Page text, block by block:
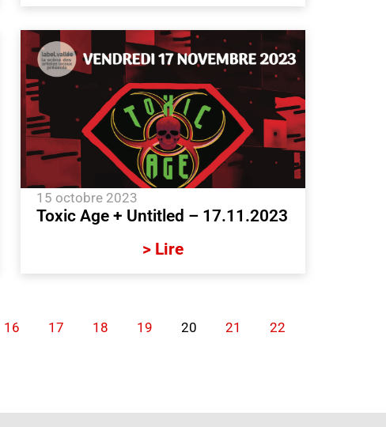
15 octobre 2023
Toxic Age + Untitled – 17.11.2023
> Lire
16 17 18 19 20 21
22